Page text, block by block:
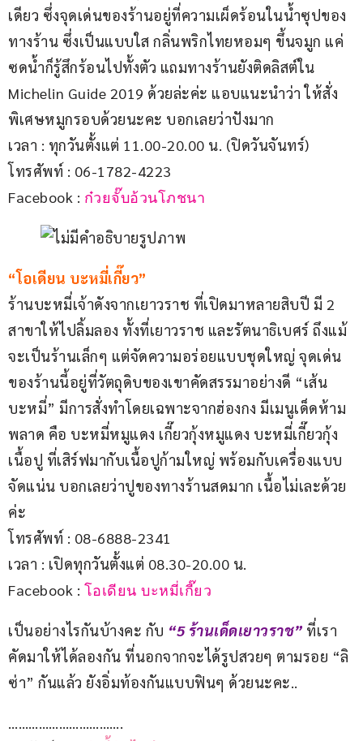
เดียว ซึ่งจุดเด่นของร้านอยู่ที่ความเผ็ดร้อนในน้ำซุปของ
ทางร้าน ซึ่งเป็นแบบใส กลิ่นพริกไทยหอมๆ ขึ้นจมูก แค่
ซดน้ำก็รู้สึกร้อนไปทั้งตัว แถมทางร้านยังติดลิสต์ใน
Michelin Guide 2019 ด้วยล่ะค่ะ แอบแนะนำว่า ให้สั่ง
พิเศษหมูกรอบด้วยนะคะ บอกเลยว่าปังมาก
เวลา : ทุกวันตั้งแต่ 11.00-20.00 น. (ปิดวันจันทร์)
โทรศัพท์ : 06-1782-4223
Facebook : ก๋วยจั๊บอ้วนโภชนา
“โอเดียน บะหมี่เกี๊ยว”
ร้านบะหมี่เจ้าดังจากเยาวราช ที่เปิดมาหลายสิบปี มี 2
สาขาให้ไปลิ้มลอง ทั้งที่เยาวราช และรัตนาธิเบศร์ ถึงแม้
จะเป็นร้านเล็กๆ แต่จัดความอร่อยแบบชุดใหญ่ จุดเด่น
ของร้านนี้อยู่ที่วัตถุดิบของเขาคัดสรรมาอย่างดี “เส้น
บะหมี่” มีการสั่งทำโดยเฉพาะจากฮ่องกง มีเมนูเด็ดห้าม
พลาด คือ บะหมี่หมูแดง เกี๊ยวกุ้งหมูแดง บะหมี่เกี๊ยวกุ้ง
เนื้อปู ที่เสิร์ฟมากับเนื้อปูก้ามใหญ่ พร้อมกับเครื่องแบบ
จัดแน่น บอกเลยว่าปูของทางร้านสดมาก เนื้อไม่เละด้วย
ค่ะ
โทรศัพท์ : 08-6888-2341
เวลา : เปิดทุกวันตั้งแต่ 08.30-20.00 น.
Facebook : โอเดียน บะหมี่เกี๊ยว
เป็นอย่างไรกันบ้างคะ กับ “5 ร้านเด็ดเยาวราช” ที่เรา
คัดมาให้ได้ลองกัน ที่นอกจากจะได้รูปสวยๆ ตามรอย “ลิ
ซ่า” กันแล้ว ยังอิ่มท้องกันแบบฟินๆ ด้วยนะคะ..
…………………………….